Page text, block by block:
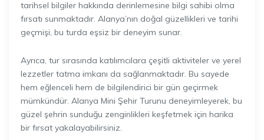
tarihsel bilgiler hakkında derinlemesine bilgi sahibi olma
fırsatı sunmaktadır. Alanya’nın doğal güzellikleri ve tarihi
geçmişi, bu turda eşsiz bir deneyim sunar.
Ayrıca, tur sırasında katılımcılara çeşitli aktiviteler ve yerel
lezzetler tatma imkanı da sağlanmaktadır. Bu sayede
hem eğlenceli hem de bilgilendirici bir gün geçirmek
mümkündür. Alanya Mini Şehir Turunu deneyimleyerek, bu
güzel şehrin sunduğu zenginlikleri keşfetmek için harika
bir fırsat yakalayabilirsiniz.